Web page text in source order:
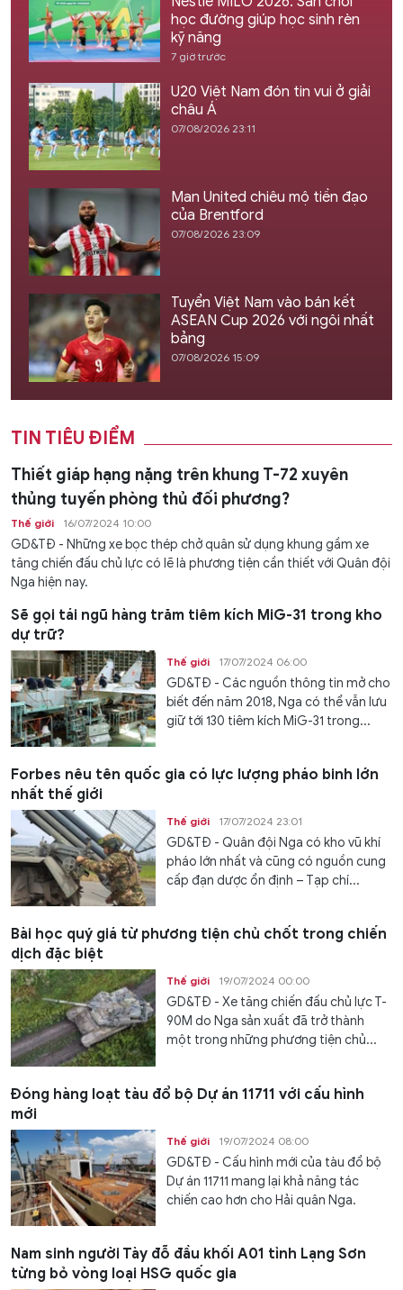
học đường giúp học sinh rèn
kỹ năng
7 giờ trước
U20 Việt Nam đón tin vui ở giải
châu Á
07/08/2026 23:11
Man United chiêu mộ tiền đạo
của Brentford
07/08/2026 23:09
Tuyển Việt Nam vào bán kết
ASEAN Cup 2026 với ngôi nhất
bảng
07/08/2026 15:09
TIN TIÊU ĐIỂM
Thiết giáp hạng nặng trên khung T-72 xuyên
thủng tuyến phòng thủ đối phương?
Thế giới 16/07/2024 10:00
GD&TĐ - Những xe bọc thép chở quân sử dụng khung gầm xe
tăng chiến đấu chủ lực có lẽ là phương tiện cần thiết với Quân đội
Nga hiện nay.
Sẽ gọi tái ngũ hàng trăm tiêm kích MiG-31 trong kho
dự trữ?
Thế giới 17/07/2024 06:00
GD&TĐ - Các nguồn thông tin mở cho
biết đến năm 2018, Nga có thể vẫn lưu
giữ tới 130 tiêm kích MiG-31 trong...
Forbes nêu tên quốc gia có lực lượng pháo binh lớn
nhất thế giới
Thế giới 17/07/2024 23:01
GD&TĐ - Quân đội Nga có kho vũ khí
pháo lớn nhất và cũng có nguồn cung
cấp đạn dược ổn định – Tạp chí...
Bài học quý giá từ phương tiện chủ chốt trong chiến
dịch đặc biệt
Thế giới 19/07/2024 00:00
GD&TĐ - Xe tăng chiến đấu chủ lực T-
90M do Nga sản xuất đã trở thành
một trong những phương tiện chủ...
Đóng hàng loạt tàu đổ bộ Dự án 11711 với cấu hình
mới
Thế giới 19/07/2024 08:00
GD&TĐ - Cấu hình mới của tàu đổ bộ
Dự án 11711 mang lại khả năng tác
chiến cao hơn cho Hải quân Nga.
Nam sinh người Tày đỗ đầu khối A01 tỉnh Lạng Sơn
từng bỏ vòng loại HSG quốc gia